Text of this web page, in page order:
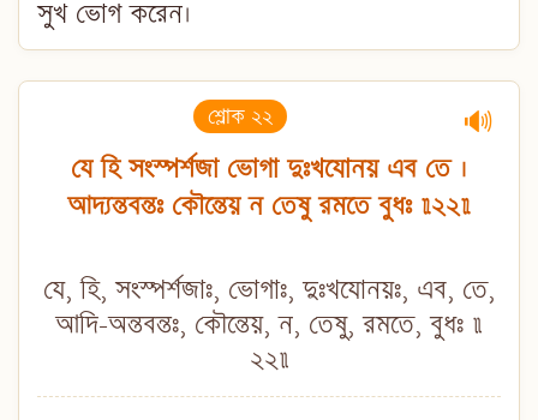
সুখ ভোগ করেন।
শ্লোক ২২ 🔊
যে হি সংস্পর্শজা ভোগা দুঃখযোনয় এব তে ।
আদ্যন্তবন্তঃ কৌন্তেয় ন তেষু রমতে বুধঃ ॥২২॥
যে, হি, সংস্পর্শজাঃ, ভোগাঃ, দুঃখযোনয়ঃ, এব, তে,
আদি-অন্তবন্তঃ, কৌন্তেয়, ন, তেষু, রমতে, বুধঃ ॥
২২॥